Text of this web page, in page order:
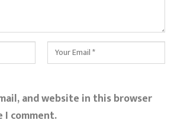
and website in this browser
comment.